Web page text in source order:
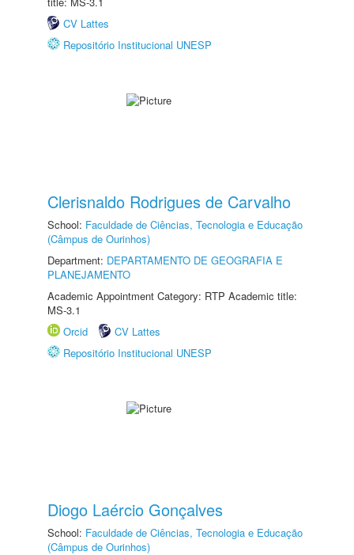
CV Lattes
Repositório Institucional UNESP
Clerisnaldo Rodrigues de Carvalho
School: Faculdade de Ciências, Tecnologia e Educação
(Câmpus de Ourinhos)
Department: DEPARTAMENTO DE GEOGRAFIA E
PLANEJAMENTO
Academic Appointment Category: RTP Academic title:
MS-3.1
Orcid
CV Lattes
Repositório Institucional UNESP
Diogo Laércio Gonçalves
School: Faculdade de Ciências, Tecnologia e Educação
(Câmpus de Ourinhos)